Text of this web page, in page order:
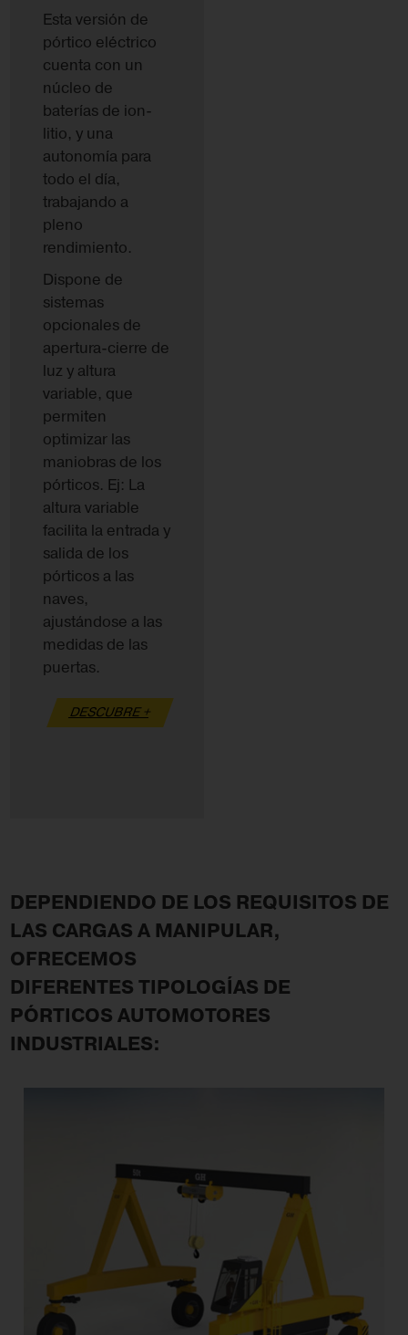
Esta versión de
pórtico eléctrico
cuenta con un
núcleo de
baterías de ion-
litio, y una
autonomía para
todo el día,
trabajando a
pleno
rendimiento.
Dispone de
sistemas
opcionales de
apertura-cierre de
luz y altura
variable, que
permiten
optimizar las
maniobras de los
pórticos. Ej: La
altura variable
facilita la entrada y
salida de los
pórticos a las
naves,
ajustándose a las
medidas de las
puertas.
DESCUBRE +
DEPENDIENDO DE LOS REQUISITOS DE
LAS CARGAS A MANIPULAR,
OFRECEMOS
DIFERENTES TIPOLOGÍAS DE
PÓRTICOS AUTOMOTORES
INDUSTRIALES: